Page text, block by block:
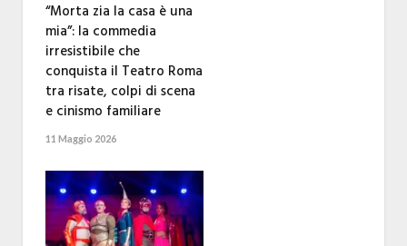
“Morta zia la casa è una
mia”: la commedia
irresistibile che
conquista il Teatro Roma
tra risate, colpi di scena
e cinismo familiare
11 Maggio 2026